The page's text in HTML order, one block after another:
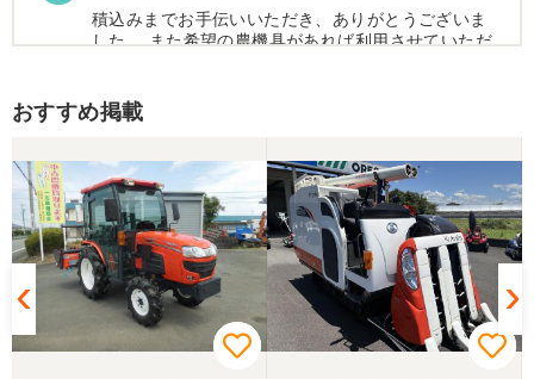
積込みまでお手伝いいただき、ありがとうございま
した。 また希望の農機具があれば利用させていただ
この度はお世話になりました。また、機会があれば
よろしくお願いします。
三重県／ユウスケ
購入から引き取りまでスムーズでした。ありがとう
ございました。
おすすめ掲載